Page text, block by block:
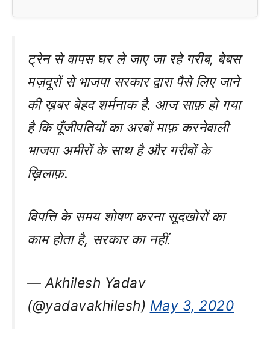
ट्रेन से वापस घर ले जाए जा रहे गरीब, बेबस
मज़दूरों से भाजपा सरकार द्वारा पैसे लिए जाने
की ख़बर बेहद शर्मनाक है. आज साफ़ हो गया
है कि पूँजीपतियों का अरबों माफ़ करनेवाली
भाजपा अमीरों के साथ है और गरीबों के
ख़िलाफ़.
विपत्ति के समय शोषण करना सूदखोरों का
काम होता है, सरकार का नहीं.
— Akhilesh Yadav
(@yadavakhilesh) May 3, 2020